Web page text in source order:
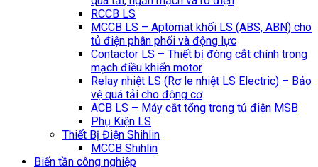
RCCB LS
MCCB LS – Aptomat khối LS (ABS, ABN) cho
tủ điện phân phối và động lực
Contactor LS – Thiết bị đóng cắt chính trong
mạch điều khiển motor
Relay nhiệt LS (Rơ le nhiệt LS Electric) – Bảo
vệ quá tải cho động cơ
ACB LS – Máy cắt tổng trong tủ điện MSB
Phụ Kiện LS
Thiết Bị Điện Shihlin
MCCB Shihlin
Biến tần công nghiệp